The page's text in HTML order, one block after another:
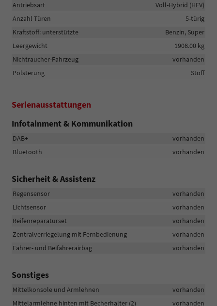
Antriebsart
Voll-Hybrid (HEV)
Anzahl Türen
5-türig
Kraftstoff: unterstützte
Benzin, Super
Leergewicht
1908.00 kg
Nichtraucher-Fahrzeug
vorhanden
Polsterung
Stoff
Serienausstattungen
Infotainment & Kommunikation
DAB+
vorhanden
Bluetooth
vorhanden
Sicherheit & Assistenz
Regensensor
vorhanden
Lichtsensor
vorhanden
Reifenreparaturset
vorhanden
Zentralverriegelung mit Fernbedienung
vorhanden
Fahrer- und Beifahrerairbag
vorhanden
Sonstiges
Mittelkonsole und Armlehnen
vorhanden
Mittelarmlehne hinten mit Becherhalter (2)
vorhanden